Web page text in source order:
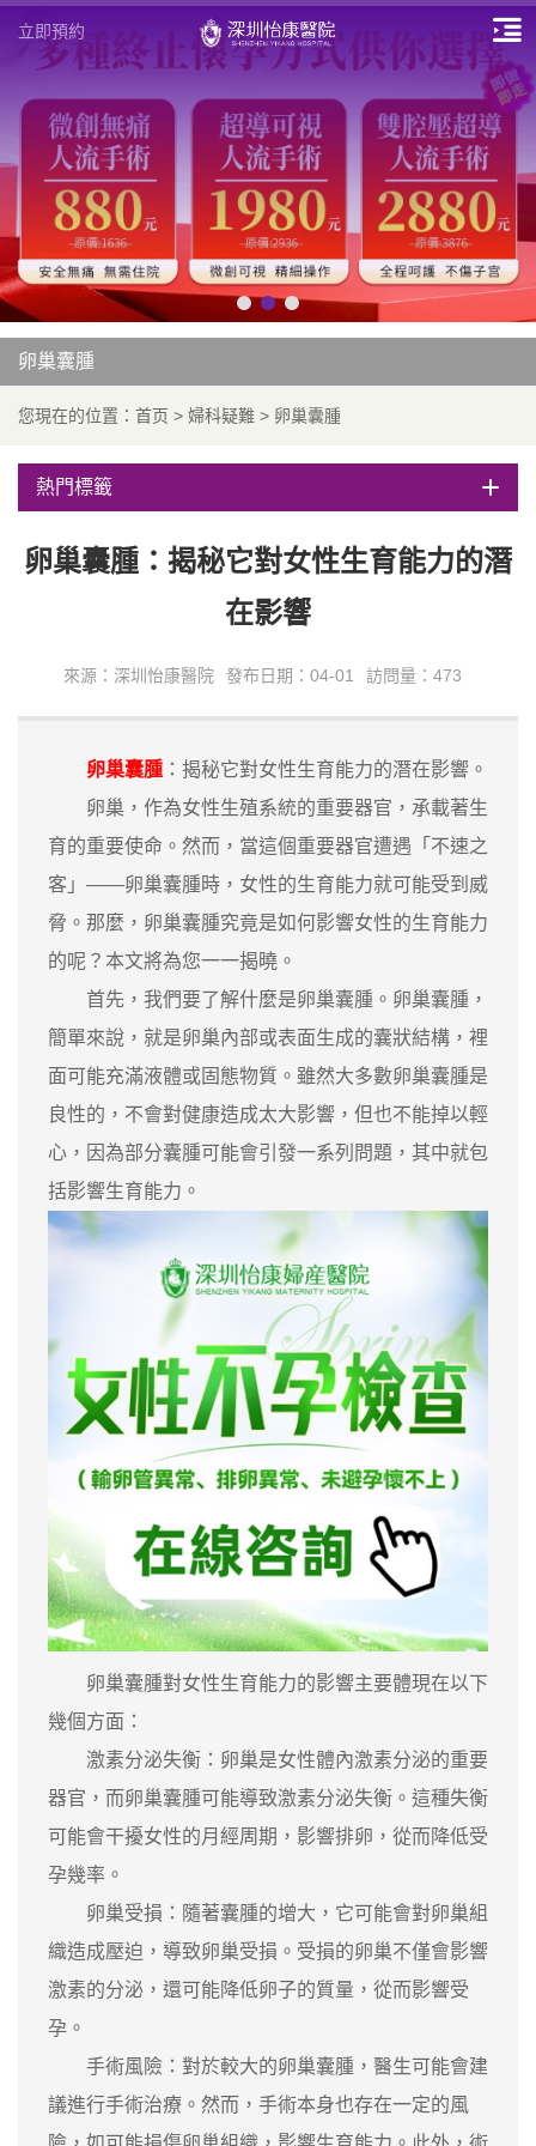
立即預約
卵巢囊腫
您現在的位置： 首页 > 婦科疑難 > 卵巢囊腫
熱門標籤
卵巢囊腫：揭秘它對女性生育能力的潛
在影響
來源：深圳怡康醫院 發布日期：04-01 訪問量：473
卵巢囊腫 ：揭秘它對女性生育能力的潛在影響。
卵巢，作為女性生殖系統的重要器官，承載著生
育的重要使命。然而，當這個重要器官遭遇「不速之
客」——卵巢囊腫時，女性的生育能力就可能受到威
脅。那麼，卵巢囊腫究竟是如何影響女性的生育能力
的呢？本文將為您一一揭曉。
首先，我們要了解什麼是卵巢囊腫。卵巢囊腫，
簡單來說，就是卵巢內部或表面生成的囊狀結構，裡
面可能充滿液體或固態物質。雖然大多數卵巢囊腫是
良性的，不會對健康造成太大影響，但也不能掉以輕
心，因為部分囊腫可能會引發一系列問題，其中就包
括影響生育能力。
卵巢囊腫對女性生育能力的影響主要體現在以下
幾個方面：
激素分泌失衡：卵巢是女性體內激素分泌的重要
器官，而卵巢囊腫可能導致激素分泌失衡。這種失衡
可能會干擾女性的月經周期，影響排卵，從而降低受
孕幾率。
卵巢受損：隨著囊腫的增大，它可能會對卵巢組
織造成壓迫，導致卵巢受損。受損的卵巢不僅會影響
激素的分泌，還可能降低卵子的質量，從而影響受
孕。
手術風險：對於較大的卵巢囊腫，醫生可能會建
議進行手術治療。然而，手術本身也存在一定的風